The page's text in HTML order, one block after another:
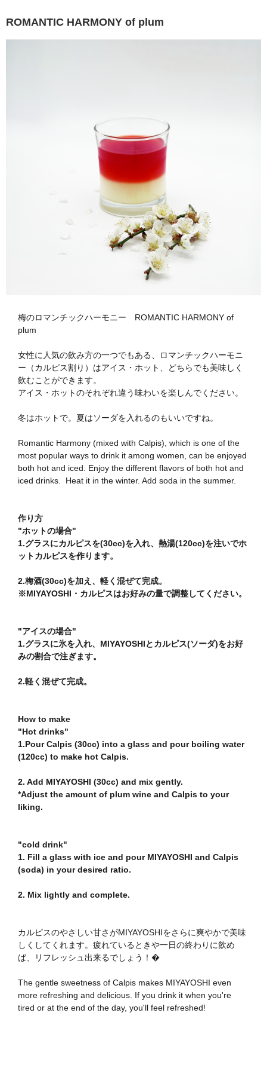
ROMANTIC HARMONY of plum
梅のロマンチックハーモニー ROMANTIC HARMONY of
plum
女性に人気の飲み方の一つでもある、ロマンチックハーモニ
ー（カルピス割り）はアイス・ホット、どちらでも美味しく
飲むことができます。
アイス・ホットのそれぞれ違う味わいを楽しんでください。️
冬はホットで。夏はソーダを入れるのもいいですね。
Romantic Harmony (mixed with Calpis), which is one of the
most popular ways to drink it among women, can be enjoyed
both hot and iced. Enjoy the different flavors of both hot and
iced drinks. ️ Heat it in the winter. Add soda in the summer.
作り方
"ホットの場合"
1.グラスにカルピスを(30cc)を入れ、熱湯(120cc)を注いでホ
ットカルピスを作ります。
2.梅酒(30cc)を加え、軽く混ぜて完成。
※MIYAYOSHI・カルピスはお好みの量で調整してください。
"アイスの場合"
1.グラスに氷を入れ、MIYAYOSHIとカルピス(ソーダ)をお好
みの割合で注ぎます。
2.軽く混ぜて完成。
How to make
"Hot drinks"
1.Pour Calpis (30cc) into a glass and pour boiling water
(120cc) to make hot Calpis.
2. Add MIYAYOSHI (30cc) and mix gently.
*Adjust the amount of plum wine and Calpis to your
liking.
"cold drink"
1. Fill a glass with ice and pour MIYAYOSHI and Calpis
(soda) in your desired ratio.
2. Mix lightly and complete.
カルピスのやさしい甘さがMIYAYOSHIをさらに爽やかで美味
しくしてくれます。疲れているときや一日の終わりに飲め
ば、リフレッシュ出来るでしょう！�
The gentle sweetness of Calpis makes MIYAYOSHI even
more refreshing and delicious. If you drink it when you're
tired or at the end of the day, you'll feel refreshed!